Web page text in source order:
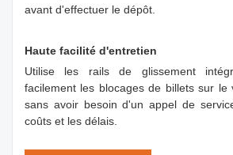
avant d'effectuer le dépôt.
Haute facilité d'entretien
Utilise les rails de glissement
facilement les blocages de billets sur le
sans avoir besoin d'un appel de
coûts et les délais.